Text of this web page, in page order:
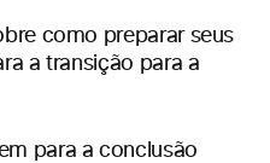
como preparar seus
a transição para a
para a conclusão